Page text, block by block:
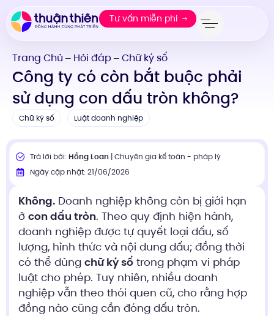
Tư vấn miễn phí
Trang Chủ — Hỏi đáp — Chữ ký số
Công ty có còn bắt buộc phải
sử dụng con dấu tròn không?
Chữ ký số Luật doanh nghiệp
Trả lời bởi: Hồng Loan| Chuyên gia kế toán - pháp lý
Ngày cập nhật: 21/06/2026
Không. Doanh nghiệp không còn bị giới hạn
ở con dấu tròn. Theo quy định hiện hành,
doanh nghiệp được tự quyết loại dấu, số
lượng, hình thức và nội dung dấu; đồng thời
có thể dùng chữ ký số trong phạm vi pháp
luật cho phép. Tuy nhiên, nhiều doanh
nghiệp vẫn theo thói quen cũ, cho rằng hợp
đồng nào cũng cần đóng dấu tròn.